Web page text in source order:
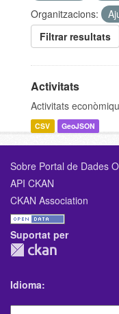
Organitzacions:
Filtrar resultats
Activitats
Activitats
CSV GeoJSON
Sobre Portal de Dades
API CKAN
CKAN Association
Suportat per
Idioma